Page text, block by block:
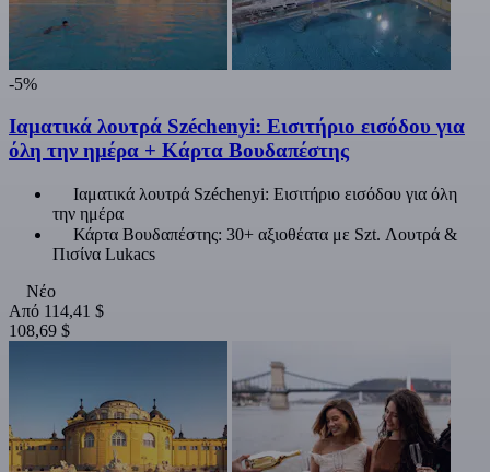
-5%
Ιαματικά λουτρά Széchenyi: Εισιτήριο εισόδου για
όλη την ημέρα + Κάρτα Βουδαπέστης
Ιαματικά λουτρά Széchenyi: Εισιτήριο εισόδου για όλη
την ημέρα
Κάρτα Βουδαπέστης: 30+ αξιοθέατα με Szt. Λουτρά &
Πισίνα Lukacs
Νέο
Από 114,41 $
108,69 $